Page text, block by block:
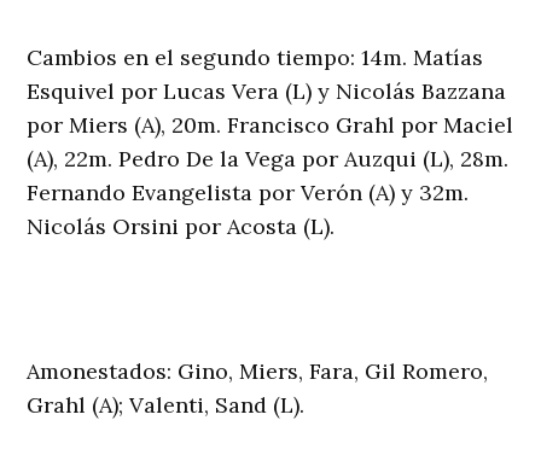
Cambios en el segundo tiempo: 14m. Matías
Esquivel por Lucas Vera (L) y Nicolás Bazzana
por Miers (A), 20m. Francisco Grahl por Maciel
(A), 22m. Pedro De la Vega por Auzqui (L), 28m.
Fernando Evangelista por Verón (A) y 32m.
Nicolás Orsini por Acosta (L).
Amonestados: Gino, Miers, Fara, Gil Romero,
Grahl (A); Valenti, Sand (L).